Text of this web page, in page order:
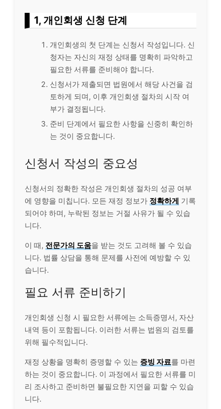
1, 개인회생 신청 단계
개인회생의 첫 단계는 신청서 작성입니다. 신
청자는 자신의 재정 상태를 명확히 파악하고
필요한 서류를 준비해야 합니다.
신청서가 제출되면 법원에서 해당 사건을 검
토하게 되며, 이후 개인회생 절차의 시작 여
부가 결정됩니다.
준비 단계에서 필요한 사항을 신중히 확인하
는 것이 중요합니다.
신청서 작성의 중요성
신청서의 정확한 작성은 개인회생 절차의 성공 여부
에 영향을 미칩니다. 모든 재정 정보가 정확하게 기록
되어야 하며, 누락된 정보는 거절 사유가 될 수 있습
니다.
이 때, 전문가의 도움을 받는 것도 고려해 볼 수 있습
니다. 법률 상담을 통해 문제를 사전에 예방할 수 있
습니다.
필요 서류 준비하기
개인회생 신청 시 필요한 서류에는 소득증명서, 자산
내역 등이 포함됩니다. 이러한 서류는 법원의 검토를
위해 필수적입니다.
재정 상황을 명확히 증명할 수 있는 증빙 자료를 마련
하는 것이 중요합니다. 이 과정에서 필요한 서류를 미
리 조사하고 준비하면 불필요한 지연을 피할 수 있습
니다.